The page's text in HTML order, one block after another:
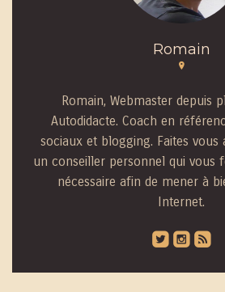
Romain
Romain, Webmaster depuis
Autodidacte. Coach en
sociaux et blogging. Faites
un conseiller personnel qui vous
nécessaire afin de mener à
Internet.
roundedtwitterbird roundedinstagram roundedblip